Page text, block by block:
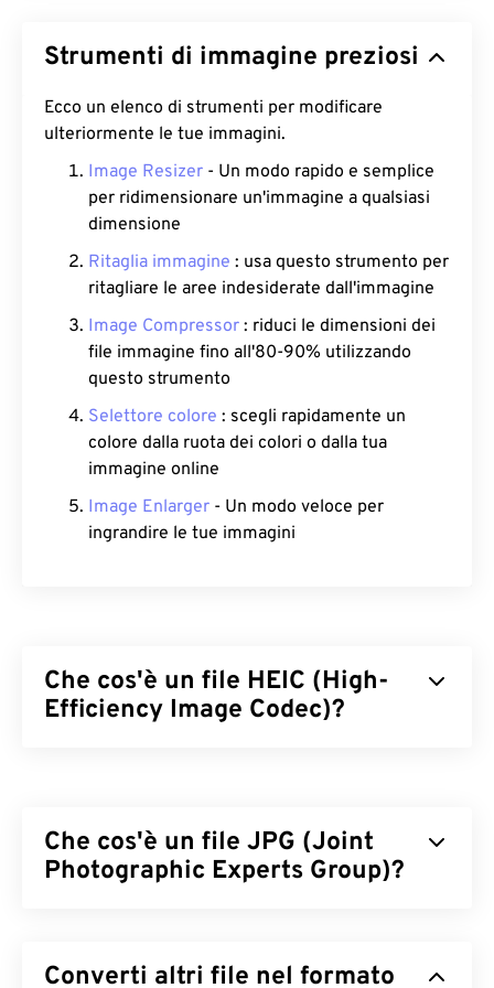
Strumenti di immagine preziosi
Ecco un elenco di strumenti per modificare
ulteriormente le tue immagini.
Image Resizer - Un modo rapido e semplice
per ridimensionare un'immagine a qualsiasi
dimensione
Ritaglia immagine : usa questo strumento per
ritagliare le aree indesiderate dall'immagine
Image Compressor : riduci le dimensioni dei
file immagine fino all'80-90% utilizzando
questo strumento
Selettore colore : scegli rapidamente un
colore dalla ruota dei colori o dalla tua
immagine online
Image Enlarger - Un modo veloce per
ingrandire le tue immagini
Che cos'è un file HEIC (High-
Efficiency Image Codec)?
meno spazio rispetto a JPEG (JPG) senza
compromettere la qualità dell'immagine. Sia HEIC
Come aprire un file HEIC?
Che cos'è un file JPG (Joint
Photographic Experts Group)?
per comprimere fotografie e grafica. La notevole
Converti altri file nel formato